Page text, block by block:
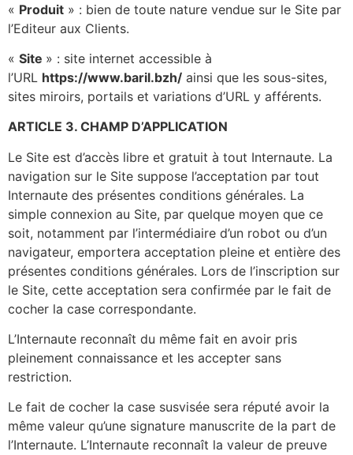
« Produit » : bien de toute nature vendue sur le Site par
l’Editeur aux Clients.
« Site » : site internet accessible à
l’URL https://www.baril.bzh/ ainsi que les sous-sites,
sites miroirs, portails et variations d’URL y afférents.
ARTICLE 3. CHAMP D’APPLICATION
Le Site est d’accès libre et gratuit à tout Internaute. La
navigation sur le Site suppose l’acceptation par tout
Internaute des présentes conditions générales. La
simple connexion au Site, par quelque moyen que ce
soit, notamment par l’intermédiaire d’un robot ou d’un
navigateur, emportera acceptation pleine et entière des
présentes conditions générales. Lors de l’inscription sur
le Site, cette acceptation sera confirmée par le fait de
cocher la case correspondante.
L’Internaute reconnaît du même fait en avoir pris
pleinement connaissance et les accepter sans
restriction.
Le fait de cocher la case susvisée sera réputé avoir la
même valeur qu’une signature manuscrite de la part de
l’Internaute. L’Internaute reconnaît la valeur de preuve